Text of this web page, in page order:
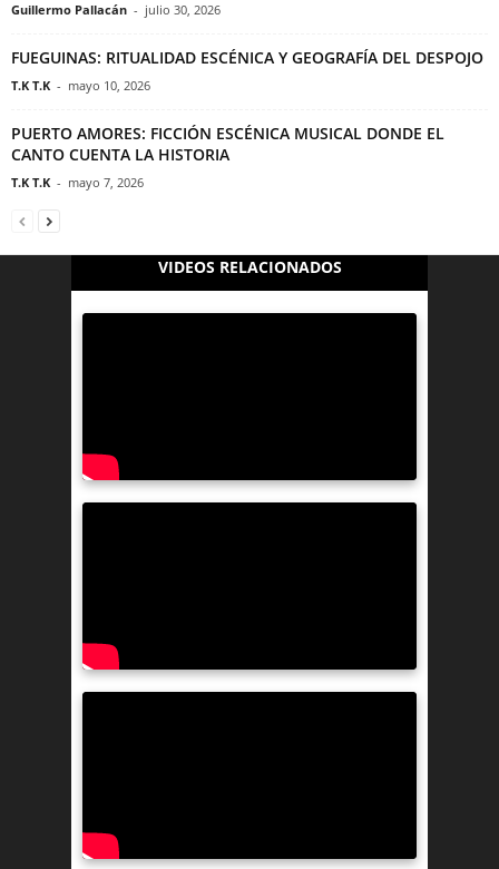
Guillermo Pallacán - julio 30, 2026
FUEGUINAS: RITUALIDAD ESCÉNICA Y GEOGRAFÍA DEL DESPOJO
T.K T.K - mayo 10, 2026
PUERTO AMORES: FICCIÓN ESCÉNICA MUSICAL DONDE EL
CANTO CUENTA LA HISTORIA
T.K T.K - mayo 7, 2026
VIDEOS RELACIONADOS